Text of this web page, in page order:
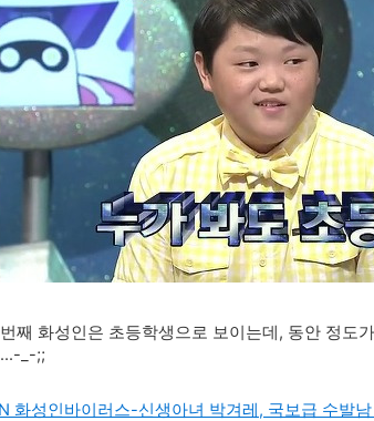
째 화성인은 초등학생으로 보이는데, 동안 정도
_-;;
화성인바이러스-신생아녀 박겨레, 국보급 수발